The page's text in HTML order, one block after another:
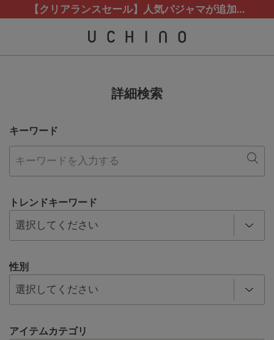
熊本地震等の影響によるお荷物配送について【クリアランスセール】人気パジャマが追加！
カスタマーサポート夏季休業(お電話)のお知らせ
熊本地震等の影響によるお荷物配送について【クリアランスセール】人気パジャマが追加！
詳細検索
キーワード
トレンドキーワード
性別
アイテムカテゴリ